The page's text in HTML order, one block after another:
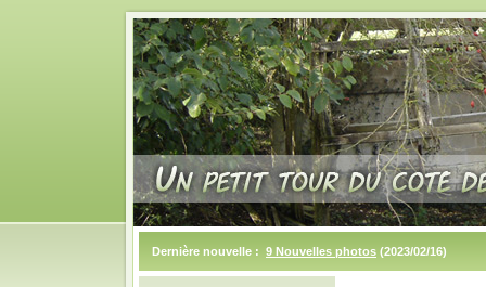
Dernière nouvelle : 9 Nouvelles photos (2023/02/16)